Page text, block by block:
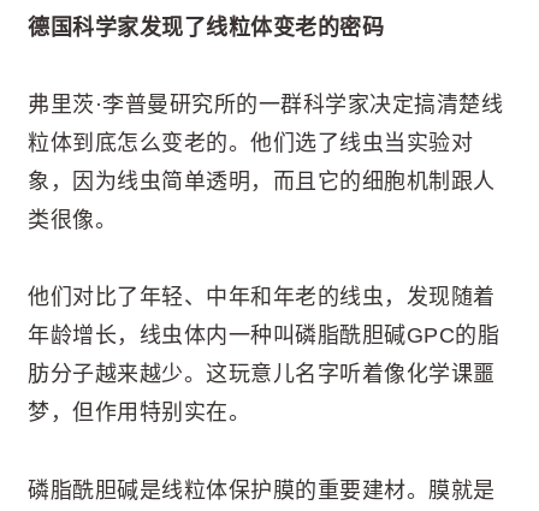
德国科学家发现了线粒体变老的密码
弗里茨·李普曼研究所的一群科学家决定搞清楚线
粒体到底怎么变老的。他们选了线虫当实验对
象，因为线虫简单透明，而且它的细胞机制跟人
类很像。
他们对比了年轻、中年和年老的线虫，发现随着
年龄增长，线虫体内一种叫磷脂酰胆碱GPC的脂
肪分子越来越少。这玩意儿名字听着像化学课噩
梦，但作用特别实在。
磷脂酰胆碱是线粒体保护膜的重要建材。膜就是